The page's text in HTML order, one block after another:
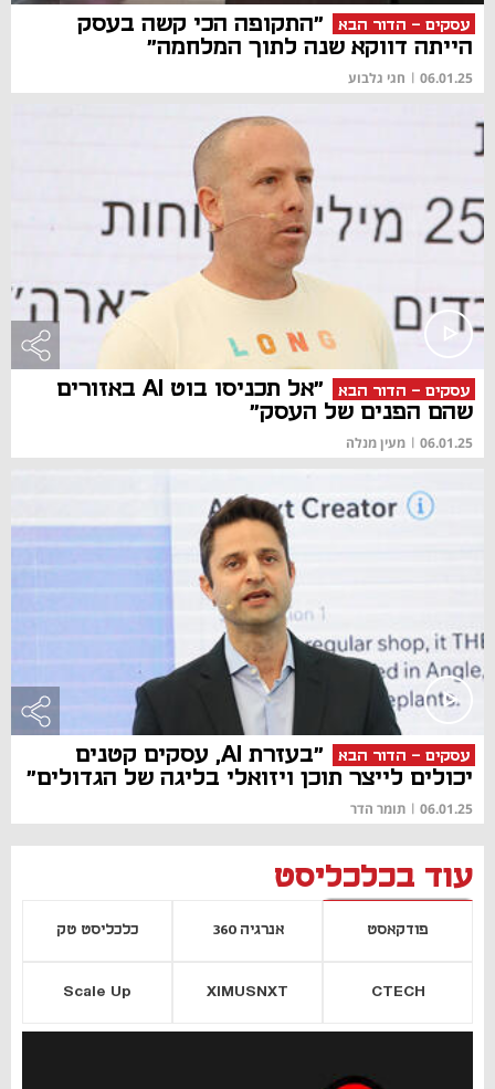
עסקים - הדור הבא
"התקופה הכי קשה בעסק
הייתה דווקא שנה לתוך המלחמה"
06.01.25
| חגי גלבוע
עסקים - הדור הבא
"אל תכניסו בוט AI באזורים
שהם הפנים של העסק"
06.01.25
| מעין מנלה
עסקים - הדור הבא
"בעזרת AI, עסקים קטנים
יכולים לייצר תוכן ויזואלי בליגה של הגדולים"
06.01.25
| תומר הדר
עוד בכלכליסט
פודקאסט אנרגיה 360 כלכליסט טק
CTECH
XIMUSNXT
Scale Up
נפתח בכרטיסייה חדשה חדשה